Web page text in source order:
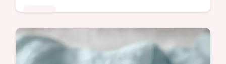
L'Émincé de poulet aux courgettes et
tomates cerises est un plat poulet courgette